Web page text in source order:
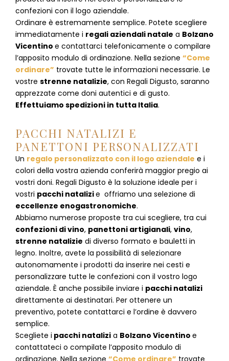
confezioni con il logo aziendale.
Ordinare è estremamente semplice. Potete scegliere
immediatamente i regali aziendali natale a Bolzano
Vicentino e contattarci telefonicamente o compilare
l’apposito modulo di ordinazione. Nella sezione “Come
ordinare” trovate tutte le informazioni necessarie. Le
vostre strenne natalizie, con Regali Digusto, saranno
apprezzate come doni autentici e di gusto.
Effettuiamo spedizioni in tutta Italia.
PACCHI NATALIZI E
PANETTONI PERSONALIZZATI
Un regalo personalizzato con il logo aziendale e i
colori della vostra azienda conferirà maggior pregio ai
vostri doni. Regali Digusto è la soluzione ideale per i
vostri pacchi natalizie offriamo una selezione di
eccellenze enogastronomiche.
Abbiamo numerose proposte tra cui scegliere, tra cui
confezioni di vino, panettoni artigianali, vino,
strenne natalizie di diverso formato e bauletti in
legno. Inoltre, avete la possibilità di selezionare
autonomamente i prodotti da inserire nei cesti e
personalizzare tutte le confezioni con il vostro logo
aziendale. È anche possibile inviare i pacchi natalizi
direttamente ai destinatari. Per ottenere un
preventivo, potete contattarci e l’ordine è davvero
semplice.
Scegliete i pacchi natalizi a Bolzano Vicentino e
contattateci o compilate l’apposito modulo di
ordinazione. Nella sezione “Come ordinare” trovate